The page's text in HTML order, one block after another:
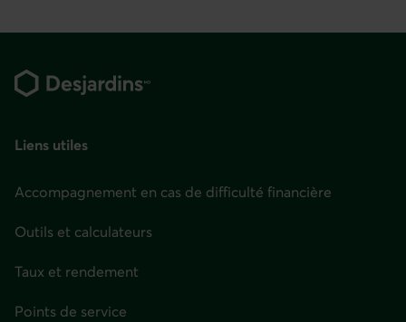
de
Liens utiles
Accompagnement en cas de difficulté financière
Outils et calculateurs
Taux et rendement
Points de service